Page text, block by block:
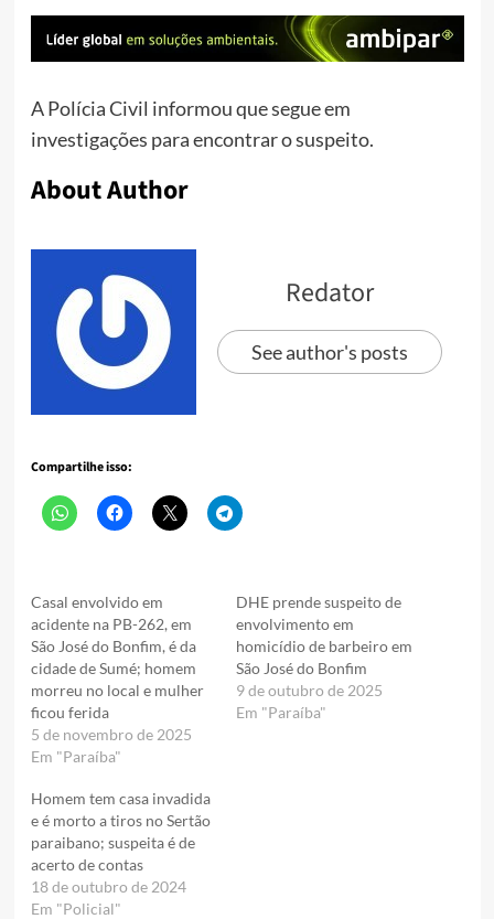
A Polícia Civil informou que segue em
investigações para encontrar o suspeito.
About Author
Redator
See author's posts
Compartilhe isso:
Casal envolvido em
acidente na PB-262, em
São José do Bonfim, é da
cidade de Sumé; homem
morreu no local e mulher
ficou ferida
5 de novembro de 2025
Em "Paraíba"
DHE prende suspeito de
envolvimento em
homicídio de barbeiro em
São José do Bonfim
9 de outubro de 2025
Em "Paraíba"
Homem tem casa invadida
e é morto a tiros no Sertão
paraibano; suspeita é de
acerto de contas
18 de outubro de 2024
Em "Policial"